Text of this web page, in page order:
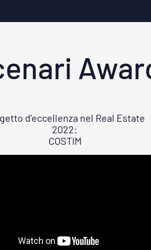
d’eccellenza nel Real Estate
2022:
COSTIM